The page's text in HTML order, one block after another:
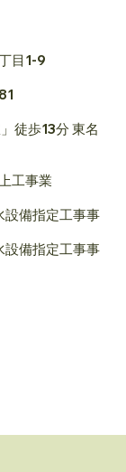
目1-9
徒歩13分 東名
工事業
設備指定工事事
備指定工事事